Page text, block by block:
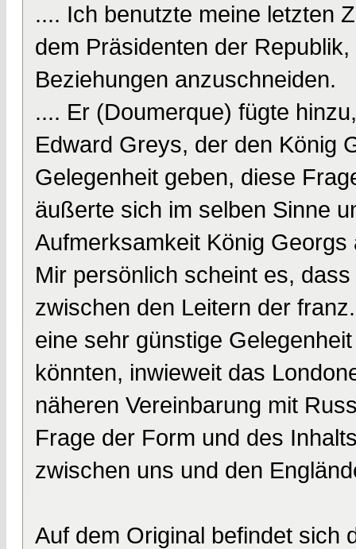
.... Ich benutzte meine letzten
dem Präsidenten der
Beziehungen anzuschneiden.
.... Er (Doumerque) fügte
Edward Greys, der den König
Gelegenheit geben, diese
äußerte sich im selben Sinne
Aufmerksamkeit König
Mir persönlich scheint es,
zwischen den Leitern der
eine sehr günstige
könnten, inwieweit das
näheren Vereinbarung mit
Frage der Form und des
zwischen uns und den
Auf dem Original befindet sich